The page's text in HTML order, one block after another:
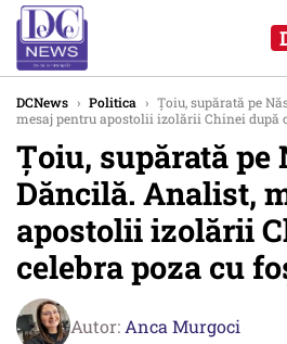
DCNews › Politica › Țoiu, supărată pe
mesaj pentru apostolii izolării Chinei după
Țoiu, supărată pe
Dăncilă. Analist,
apostolii izolării
celebra poza cu
Autor: Anca Murgoci